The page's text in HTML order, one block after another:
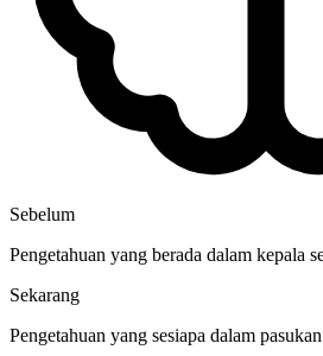
Sebelum
Pengetahuan yang berada dalam kepala
Sekarang
Pengetahuan yang sesiapa dalam